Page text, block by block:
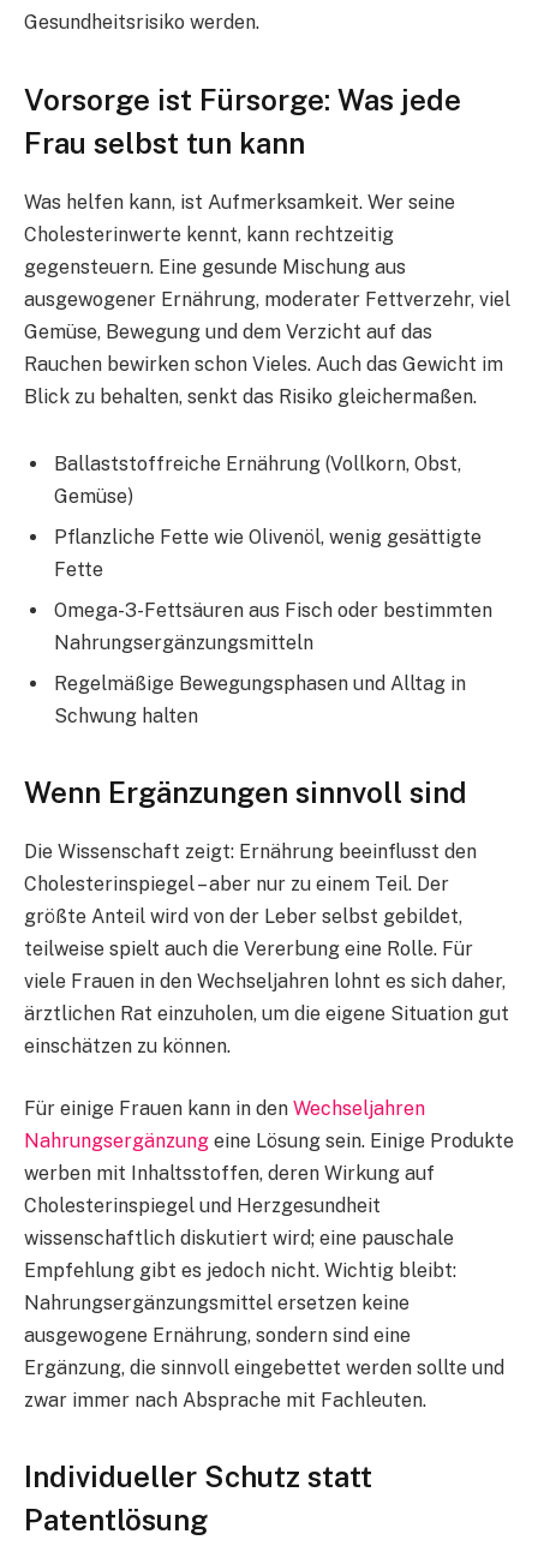
Gesundheitsrisiko werden.
Vorsorge ist Fürsorge: Was jede
Frau selbst tun kann
Was helfen kann, ist Aufmerksamkeit. Wer seine
Cholesterinwerte kennt, kann rechtzeitig
gegensteuern. Eine gesunde Mischung aus
ausgewogener Ernährung, moderater Fettverzehr, viel
Gemüse, Bewegung und dem Verzicht auf das
Rauchen bewirken schon Vieles. Auch das Gewicht im
Blick zu behalten, senkt das Risiko gleichermaßen.​
Ballaststoffreiche Ernährung (Vollkorn, Obst,
Gemüse)
Pflanzliche Fette wie Olivenöl, wenig gesättigte
Fette
Omega-3-Fettsäuren aus Fisch oder bestimmten
Nahrungsergänzungsmitteln
Regelmäßige Bewegungsphasen und Alltag in
Schwung halten
Wenn Ergänzungen sinnvoll sind
Die Wissenschaft zeigt: Ernährung beeinflusst den
Cholesterinspiegel – aber nur zu einem Teil. Der
größte Anteil wird von der Leber selbst gebildet,
teilweise spielt auch die Vererbung eine Rolle. Für
viele Frauen in den Wechseljahren lohnt es sich daher,
ärztlichen Rat einzuholen, um die eigene Situation gut
einschätzen zu können.​
Für einige Frauen kann in den Wechseljahren
Nahrungsergänzung eine Lösung sein. Einige Produkte
werben mit Inhaltsstoffen, deren Wirkung auf
Cholesterinspiegel und Herzgesundheit
wissenschaftlich diskutiert wird; eine pauschale
Empfehlung gibt es jedoch nicht. Wichtig bleibt:
Nahrungsergänzungsmittel ersetzen keine
ausgewogene Ernährung, sondern sind eine
Ergänzung, die sinnvoll eingebettet werden sollte und
zwar immer nach Absprache mit Fachleuten.​
Individueller Schutz statt
Patentlösung